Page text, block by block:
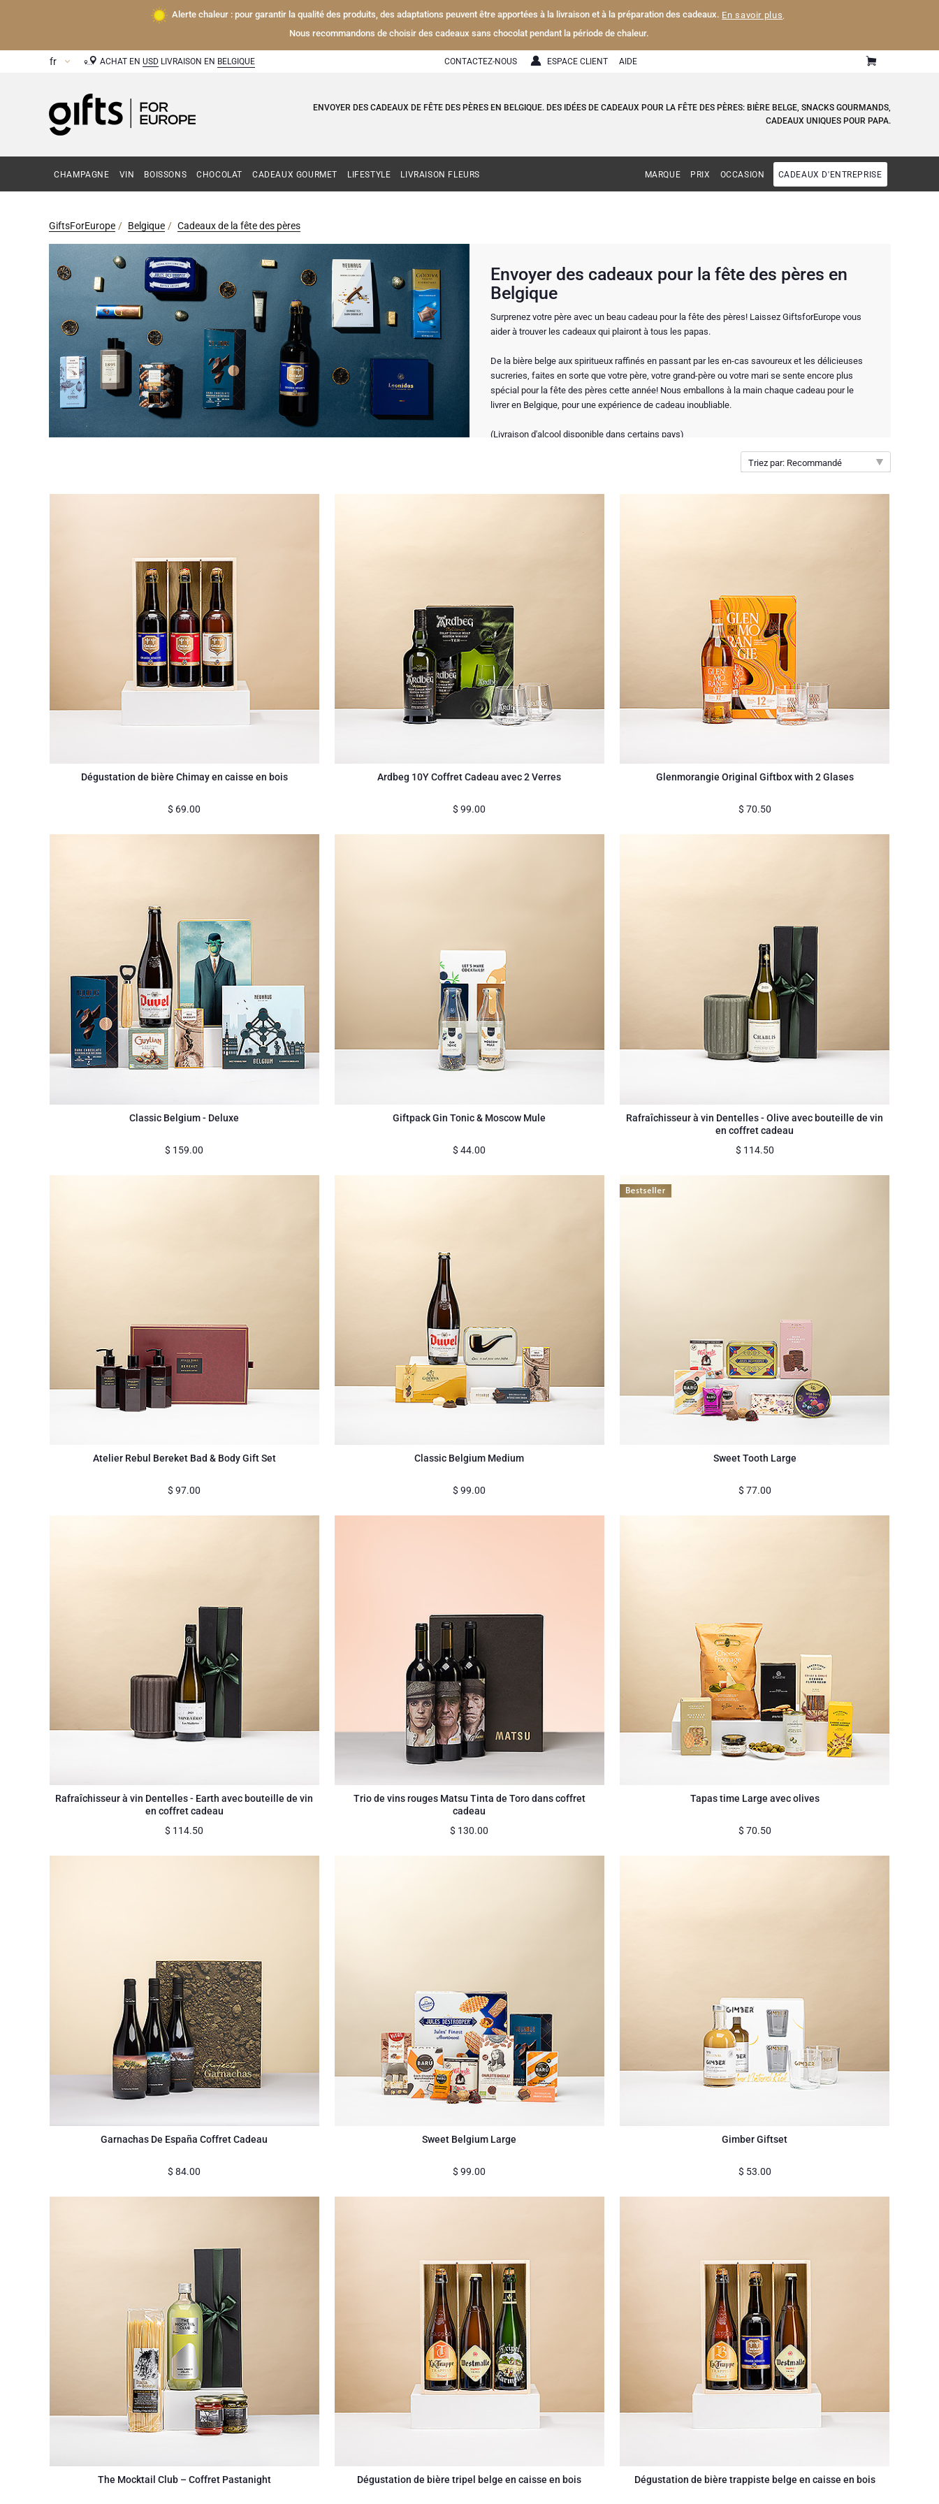
Alerte chaleur : pour garantir la qualité des produits, des adaptations peuvent être apportées à la livraison et à la préparation des cadeaux. En savoir plus.
Nous recommandons de choisir des cadeaux sans chocolat pendant la période de chaleur.
ACHAT EN USD LIVRAISON EN BELGIQUE CONTACTEZ-NOUS ESPACE CLIENT AIDE
ENVOYER DES CADEAUX DE FÊTE DES PÈRES EN BELGIQUE. DES IDÉES DE CADEAUX POUR LA FÊTE DES PÈRES: BIÈRE BELGE, SNACKS GOURMANDS,
CADEAUX UNIQUES POUR PAPA.
CHAMPAGNE VIN BOISSONS CHOCOLAT CADEAUX GOURMET LIFESTYLE LIVRAISON FLEURS MARQUE PRIX OCCASION CADEAUX D'ENTREPRISE
GiftsForEurope Belgique Cadeaux de la fête des pères
Envoyer des cadeaux pour la fête des pères en
Belgique
Surprenez votre père avec un beau cadeau pour la fête des pères! Laissez GiftsforEurope vous
aider à trouver les cadeaux qui plairont à tous les papas.
De la bière belge aux spiritueux raffinés en passant par les en-cas savoureux et les délicieuses
sucreries, faites en sorte que votre père, votre grand-père ou votre mari se sente encore plus
spécial pour la fête des pères cette année! Nous emballons à la main chaque cadeau pour le
livrer en Belgique, pour une expérience de cadeau inoubliable.
(Livraison d'alcool disponible dans certains pays)
Triez par: Recommandé
Prix par ordre décroissant
Dégustation de bière Chimay en caisse en bois
$ 69.00
Ardbeg 10Y Coffret Cadeau avec 2 Verres
$ 99.00
Glenmorangie Original Giftbox with 2 Glases
$ 70.50
Classic Belgium - Deluxe
$ 159.00
Giftpack Gin Tonic & Moscow Mule
$ 44.00
Rafraîchisseur à vin Dentelles - Olive avec bouteille de vin
en coffret cadeau
$ 114.50
Atelier Rebul Bereket Bad & Body Gift Set
$ 97.00
Classic Belgium Medium
$ 99.00
Sweet Tooth Large
$ 77.00
Rafraîchisseur à vin Dentelles - Earth avec bouteille de vin
en coffret cadeau
$ 114.50
Trio de vins rouges Matsu Tinta de Toro dans coffret
cadeau
$ 130.00
Tapas time Large avec olives
$ 70.50
Garnachas De España Coffret Cadeau
$ 84.00
Sweet Belgium Large
$ 99.00
Gimber Giftset
$ 53.00
The Mocktail Club – Coffret Pastanight Dégustation de bière tripel belge en caisse en bois Dégustation de bière trappiste belge en caisse en bois